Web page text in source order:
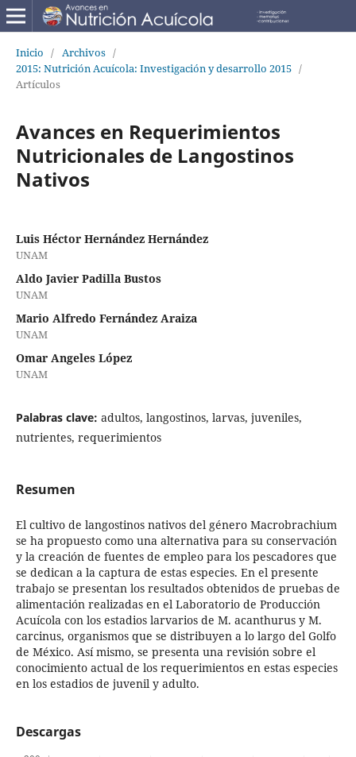
Inicio / Archivos /
2015: Nutrición Acuícola: Investigación y desarrollo 2015 /
Artículos
Avances en Requerimientos
Nutricionales de Langostinos
Nativos
Luis Héctor Hernández Hernández
UNAM
Aldo Javier Padilla Bustos
UNAM
Mario Alfredo Fernández Araiza
UNAM
Omar Angeles López
UNAM
Palabras clave: adultos, langostinos, larvas, juveniles,
nutrientes, requerimientos
Resumen
El cultivo de langostinos nativos del género Macrobrachium
se ha propuesto como una alternativa para su conservación
y la creación de fuentes de empleo para los pescadores que
se dedican a la captura de estas especies. En el presente
trabajo se presentan los resultados obtenidos de pruebas de
alimentación realizadas en el Laboratorio de Producción
Acuícola con los estadios larvarios de M. acanthurus y M.
carcinus, organismos que se distribuyen a lo largo del Golfo
de México. Así mismo, se presenta una revisión sobre el
conocimiento actual de los requerimientos en estas especies
en los estadios de juvenil y adulto.
Descargas